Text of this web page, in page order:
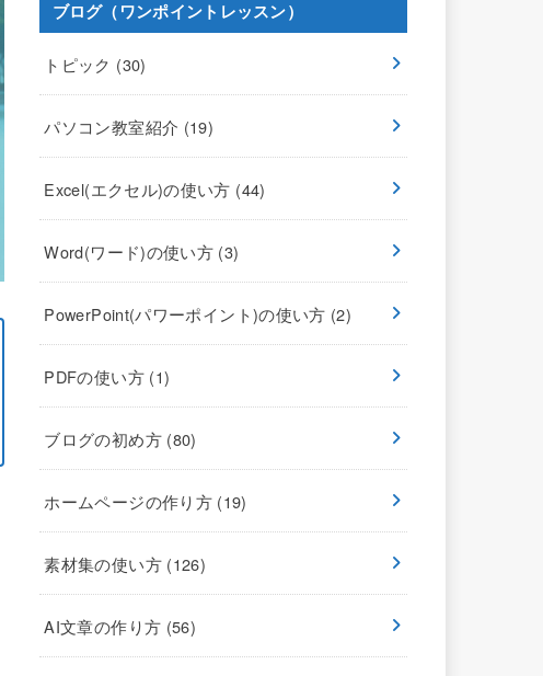
ブログ（ワンポイントレッスン）
トピック (30)
パソコン教室紹介 (19)
Excel(エクセル)の使い方 (44)
Word(ワード)の使い方 (3)
PowerPoint(パワーポイント)の使い方 (2)
PDFの使い方 (1)
ブログの初め方 (80)
ホームページの作り方 (19)
素材集の使い方 (126)
AI文章の作り方 (56)